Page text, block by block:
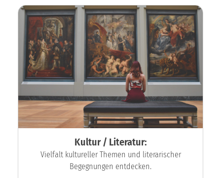
Kultur / Literatur:
Vielfalt kultureller Themen und literarischer
Begegnungen entdecken.